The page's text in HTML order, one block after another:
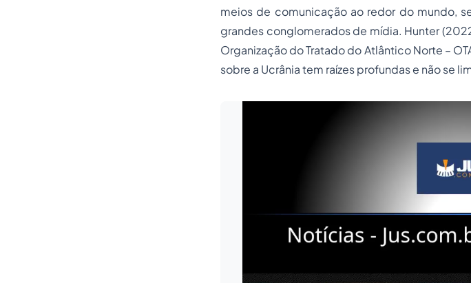
meios de comunicação ao redor do mundo,
grandes conglomerados de mídia. Hunter
Organização do Tratado do Atlântico Norte –
sobre a Ucrânia tem raízes profundas e não se